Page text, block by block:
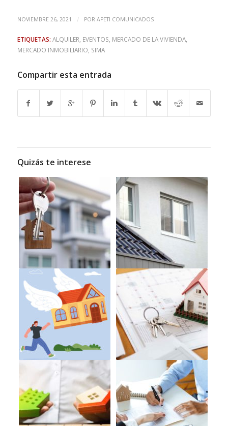
NOVIEMBRE 26, 2021 / POR APETI COMUNICADOS
ETIQUETAS: ALQUILER EVENTOS MERCADO DE LA VIVIENDA,
MERCADO INMOBILIARIO SIMA
Compartir esta entrada
Quizás te interese